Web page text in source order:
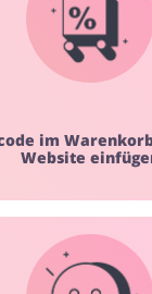
im
Website